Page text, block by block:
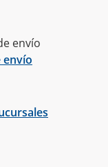
envío
envío